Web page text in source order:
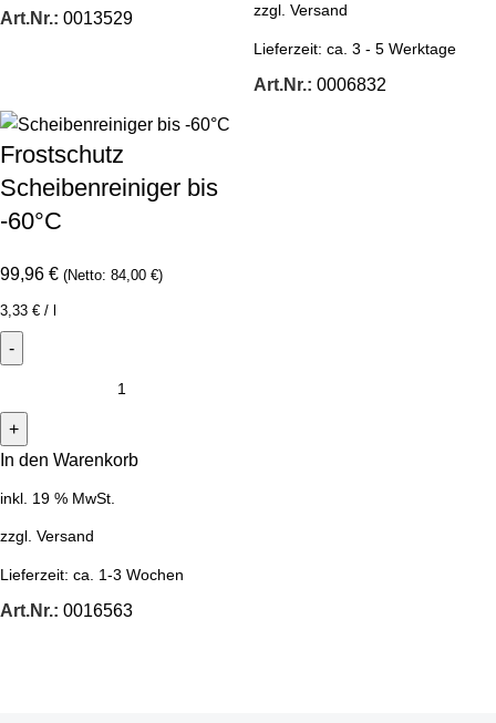
Art.Nr.: 0013529 zzgl. Versand
Lieferzeit: ca. 3 - 5 Werktage
Art.Nr.: 0006832
Frostschutz
Scheibenreiniger bis
-60°C
99,96 € (Netto: 84,00 €)
3,33 € /
In den Warenkorb
inkl. 19 % MwSt.
zzgl. Versand
Lieferzeit: ca. 1-3 Wochen
Art.Nr.: 0016563